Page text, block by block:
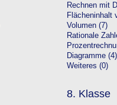
Rechnen mit
Flächeninhalt
Volumen (7)
Rationale
Diagramme (4)
Weiteres (0)
8. Klasse